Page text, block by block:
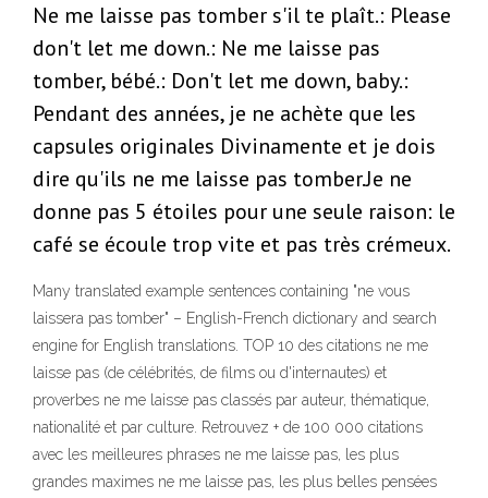
Ne me laisse pas tomber s'il te plaît.: Please
don't let me down.: Ne me laisse pas
tomber, bébé.: Don't let me down, baby.:
Pendant des années, je ne achète que les
capsules originales Divinamente et je dois
dire qu'ils ne me laisse pas tomber.Je ne
donne pas 5 étoiles pour une seule raison: le
café se écoule trop vite et pas très crémeux.
Many translated example sentences containing "ne vous
laissera pas tomber" – English-French dictionary and search
engine for English translations. TOP 10 des citations ne me
laisse pas (de célébrités, de films ou d'internautes) et
proverbes ne me laisse pas classés par auteur, thématique,
nationalité et par culture. Retrouvez + de 100 000 citations
avec les meilleures phrases ne me laisse pas, les plus
grandes maximes ne me laisse pas, les plus belles pensées